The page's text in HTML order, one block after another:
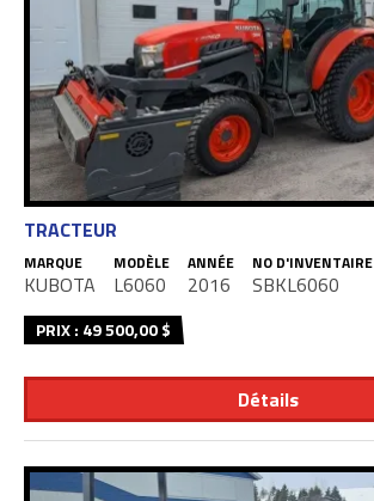
Détails
TRACTEUR
MARQUE
KUBOTA
MODÈLE
L6060
ANNÉE
2016
NO D'INVENTAIRE
SBKL6060
PRIX : 49 500,00 $